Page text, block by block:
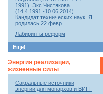
1991). Экс Чистякова
(14.4.1991 -10.06.2014).
Кандидат технических наук. Я
родилась 22 февр
Лабиринты реформ
Еще!
Энергия реализации,
жизненные силы
Сакральные источники
энергии для монархов и ВИП-